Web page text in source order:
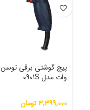
وات مدل 0901S
3,399,000تومان